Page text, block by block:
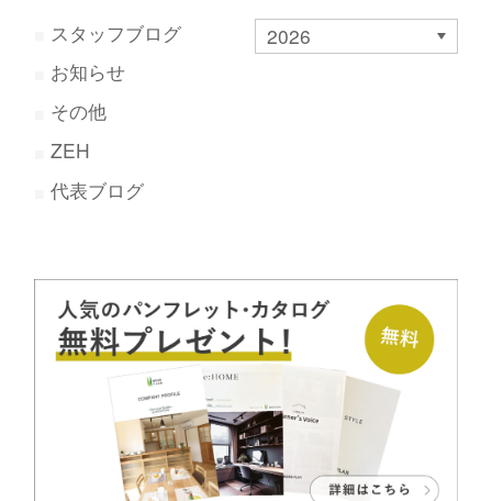
スタッフブログ
お知らせ
その他
ZEH
代表ブログ
2026